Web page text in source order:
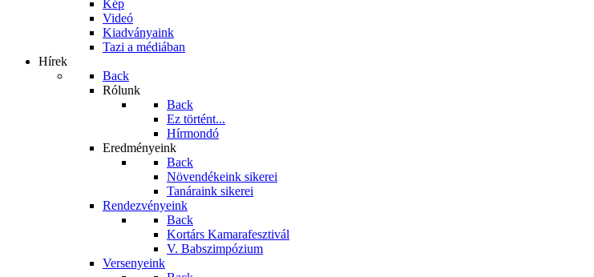
Kép
Videó
Kiadványaink
Tazi a médiában
Hírek
Back
Rólunk
Back
Ez történt...
Hírmondó
Eredményeink
Back
Növendékeink sikerei
Tanáraink sikerei
Rendezvényeink
Back
Kortárs Kamarafesztivál
V. Babszimpózium
Versenyeink